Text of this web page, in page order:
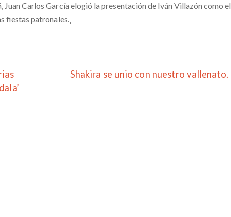
Juan Carlos García elogió la presentación de Iván Villazón como el
fiestas patronales.¸
Shakira se unio con nuestro vallenato.